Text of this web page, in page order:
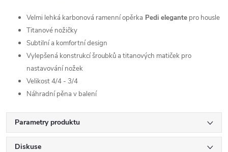
Velmi lehká karbonová ramenní opěrka Pedi elegante pro housle
Titanové nožičky
Subtilní a komfortní design
Vylepšená konstrukcí šroubků a titanových matiček pro
nastavování nožek
Velikost 4/4 - 3/4
Náhradní pěna v balení
Parametry produktu
Diskuse